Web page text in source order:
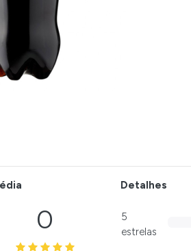
0
Detalhes
5
estrelas